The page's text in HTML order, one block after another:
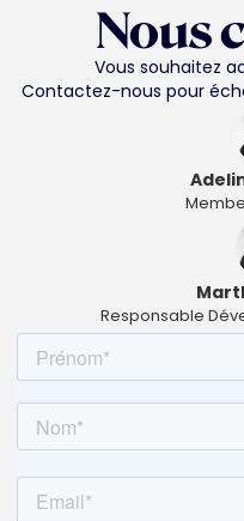
Nous
Vous souhaitez
Contactez-nous pour
Responsable